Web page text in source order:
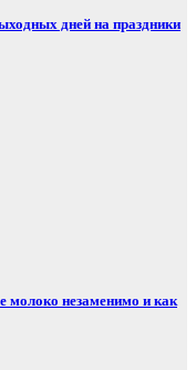
дней на праздники
молоко незаменимо и как